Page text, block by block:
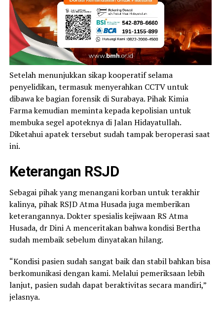
Setelah menunjukkan sikap kooperatif selama
penyelidikan, termasuk menyerahkan CCTV untuk
dibawa ke bagian forensik di Surabaya. Pihak Kimia
Farma kemudian meminta kepada kepolisian untuk
membuka segel apoteknya di Jalan Hidayatullah.
Diketahui apatek tersebut sudah tampak beroperasi saat
ini.
Keterangan RSJD
Sebagai pihak yang menangani korban untuk terakhir
kalinya, pihak RSJD Atma Husada juga memberikan
keterangannya. Dokter spesialis kejiwaan RS Atma
Husada, dr Dini A menceritakan bahwa kondisi Bertha
sudah membaik sebelum dinyatakan hilang.
“Kondisi pasien sudah sangat baik dan stabil bahkan bisa
berkomunikasi dengan kami. Melalui pemeriksaan lebih
lanjut, pasien sudah dapat beraktivitas secara mandiri,”
jelasnya.